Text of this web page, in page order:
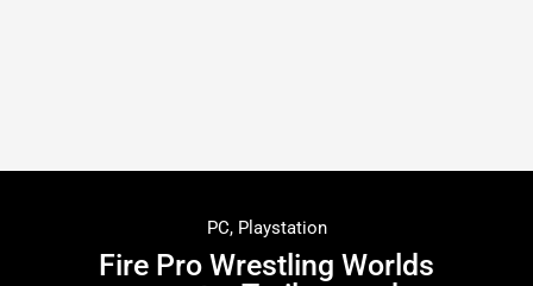
PC, Playstation
Fire Pro Wrestling Worlds